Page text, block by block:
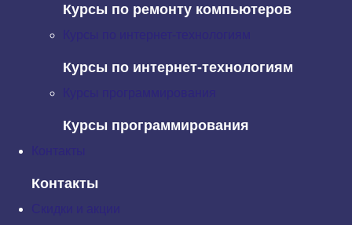
Курсы по ремонту компьютеров
Курсы по интернет-технологиям
Курсы программирования
Контакты
-1));
let peopleLeft = total